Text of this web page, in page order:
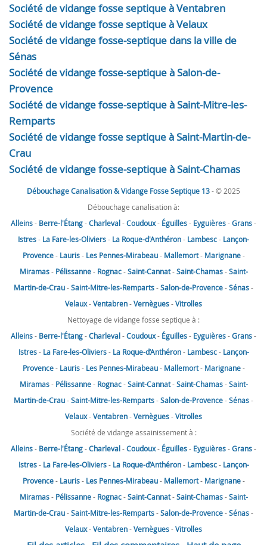
Société de vidange fosse septique à Ventabren
Société de vidange fosse septique à Velaux
Société de vidange fosse-septique dans la ville de
Sénas
Société de vidange fosse-septique à Salon-de-
Provence
Société de vidange fosse-septique à Saint-Mitre-les-
Remparts
Société de vidange fosse septique à Saint-Martin-de-
Crau
Société de vidange fosse-septique à Saint-Chamas
Débouchage Canalisation & Vidange Fosse Septique 13- © 2025
Débouchage canalisation à:
Alleins- Berre-l'Étang-Charleval-Coudoux- Éguilles- Eyguières-Grans-
Istres- La Fare-les-Oliviers- La Roque-d'Anthéron- Lambesc- Lançon-
Provence- Lauris- Les Pennes-Mirabeau- Mallemort- Marignane-
Miramas- Pélissanne- Rognac-Saint-Cannat-Saint-Chamas-Saint-
Martin-de-Crau-Saint-Mitre-les-Remparts-Salon-de-Provence-Sénas-
Velaux-Ventabren-Vernègues-Vitrolles
Nettoyage de vidange fosse septique à :
Alleins- Berre-l'Étang-Charleval-Coudoux- Éguilles- Eyguières-Grans-
Istres- La Fare-les-Oliviers- La Roque-d’Anthéron- Lambesc- Lançon-
Provence- Lauris- Les Pennes-Mirabeau- Mallemort- Marignane-
Miramas- Pélissanne- Rognac-Saint-Cannat-Saint-Chamas-Saint-
Martin-de-Crau-Saint-Mitre-les-Remparts-Salon-de-Provence-Sénas-
Velaux-Ventabren-Vernègues-Vitrolles
Société de vidange assainissement à :
Alleins- Berre-l'Étang-Charleval-Coudoux- Éguilles- Eyguières-Grans-
Istres- La Fare-les-Oliviers- La Roque-d’Anthéron- Lambesc- Lançon-
Provence- Lauris- Les Pennes-Mirabeau- Mallemort- Marignane-
Miramas- Pélissanne- Rognac-Saint-Cannat-Saint-Chamas-Saint-
Martin-de-Crau-Saint-Mitre-les-Remparts-Salon-de-Provence-Sénas-
Velaux-Ventabren-Vernègues-Vitrolles